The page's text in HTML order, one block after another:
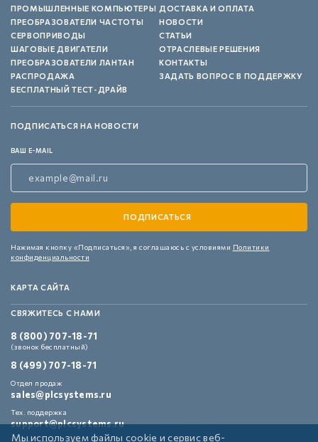
ПРОМЫШЛЕННЫЕ КОМПЬЮТЕРЫ
ПРЕОБРАЗОВАТЕЛИ ЧАСТОТЫ
СЕРВОПРИВОДЫ
ШАГОВЫЕ ДВИГАТЕЛИ
ПРЕОБРАЗОВАТЕЛИ ЛАНТАН
РАСПРОДАЖА
БЕСПЛАТНЫЙ ТЕСТ-ДРАЙВ
ДОСТАВКА И ОПЛАТА
НОВОСТИ
СТАТЬИ
ОТРАСЛЕВЫЕ РЕШЕНИЯ
КОНТАКТЫ
ЗАДАТЬ ВОПРОС В ПОДДЕРЖКУ
ПОДПИСАТЬСЯ НА НОВОСТИ
ВАШ E-MAIL
Нажимая кнопку «Подписаться», я соглашаюсь с условиями Политики
конфиденциальности
КАРТА САЙТА
СВЯЖИТЕСЬ С НАМИ
8 (800) 707-18-71
(звонок бесплатный)
8 (499) 707-18-71
Отдел продаж
sales@plcsystems.ru
Тех. поддержка
support@plcsystems.ru
Мы используем файлы cookie и сервис веб-